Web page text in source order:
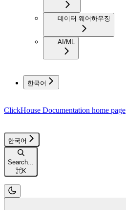
데이터 웨어하우징
AI/ML
한국어
ClickHouse Documentation home page
한국어
Search...
⌘K